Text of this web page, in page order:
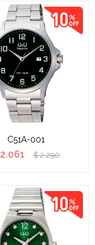
C51A-001
2.061 $ 2.290